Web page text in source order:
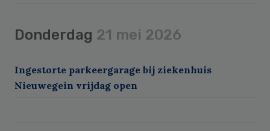
Donderdag 21 mei 2026
Ingestorte parkeergarage bij ziekenhuis
Nieuwegein vrijdag open